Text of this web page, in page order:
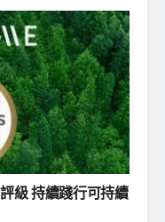
級 持續踐行可持續